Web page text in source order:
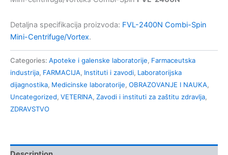
Detaljna specifikacija proizvoda: FVL-2400N Combi-Spin
Mini-Centrifuge/Vortex.
Categories: Apoteke i galenske laboratorije, Farmaceutska
industrija, FARMACIJA, Instituti i zavodi, Laboratorijska
dijagnostika, Medicinske laboratorije, OBRAZOVANJE I NAUKA,
Uncategorized, VETERINA, Zavodi i instituti za zaštitu zdravlja,
ZDRAVSTVO